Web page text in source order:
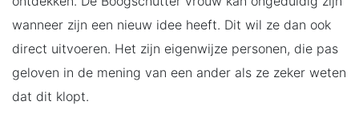
wanneer zijn een nieuw idee heeft. Dit wil ze dan ook
direct uitvoeren. Het zijn eigenwijze personen, die pas
geloven in de mening van een ander als ze zeker weten
dat dit klopt.